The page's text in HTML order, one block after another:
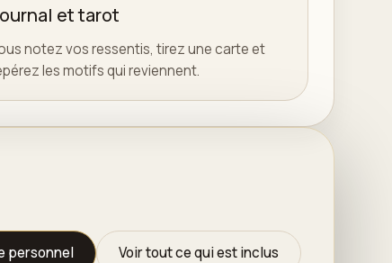
et tarot
notez vos ressentis, tirez une carte et
les motifs qui reviennent.
personnel Voir tout ce qui est inclus